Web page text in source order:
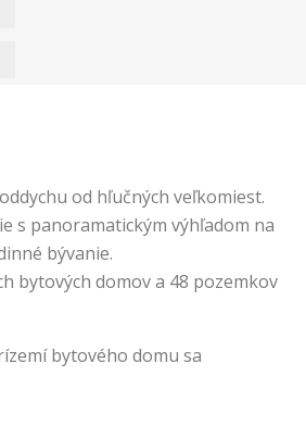
od hľučných veľkomiest.
s panoramatickým výhľadom na
bývanie.
bytových domov a 48 pozemkov
bytového domu sa